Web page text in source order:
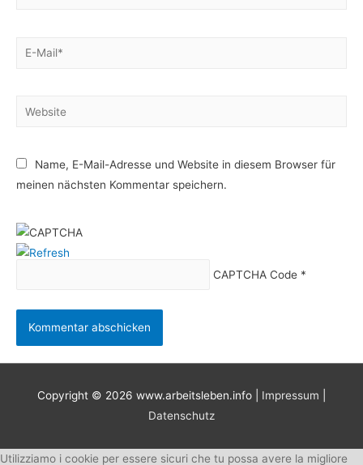
E-
Website
Name, E-Mail-Adresse und Website in diesem Browser für
meinen nächsten Kommentar speichern.
CAPTCHA Code*
Copyright © 2026 www.arbeitsleben.info Impressum
Datenschutz
Utilizziamo i cookie per essere sicuri che tu possa avere la migliore